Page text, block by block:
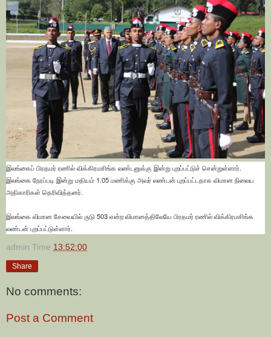
இலங்கைப் பிரதமர் ரணில் விக்கிரமசிங்க லண்டனுக்கு இன்று புறப்பட்டுச் சென்றுள்ளார்.
இலங்கை நேரப்படி இன்று மதியம் 1.05 மணிக்கு அவர் லண்டன் புறப்பட்டதாக விமான நிலைய
அதிகாரிகள் தெரிவித்தனர்.
இலங்கை விமான சேவையில் ருடு 503 என்ற விமானத்திலேயே பிரதமர் ரணில் விக்கிரமசிங்க
லண்டன் புறப்பட்டுள்ளார்.
admin Time 13:52:00
Share
No comments:
Post a Comment